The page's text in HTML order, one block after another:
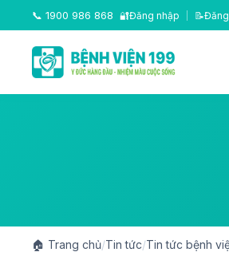
📞 1900 986 868 🔐Đăng nhập 📝
🏠 Trang chủ/Tin tức/Tin tức bệnh